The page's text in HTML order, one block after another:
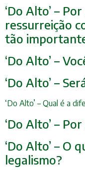
‘Do Alto’ –
ressurreição
tão
‘Do Alto’ –
‘Do Alto’ –
‘Do Alto’ – Qual é a
‘Do Alto’ –
‘Do Alto’ – O
legalismo?